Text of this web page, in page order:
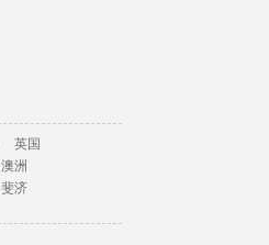
英国
澳洲
斐济